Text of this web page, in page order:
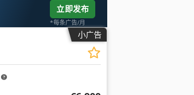
立即发布
*每条广告/月
小广告